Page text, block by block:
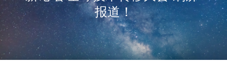
报道！